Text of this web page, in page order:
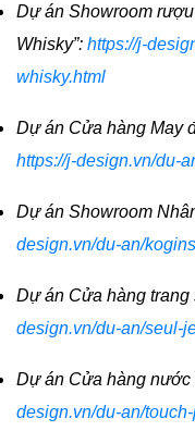
Dự án Showroom
Whisky”: https://j-
whisky.html
Dự án Cửa hàng May
https://j-design.vn/du-
Dự án Showroom
design.vn/du-an/
Dự án Cửa hàng
design.vn/du-an/seul-
Dự án Cửa hàng nước
design.vn/du-an/